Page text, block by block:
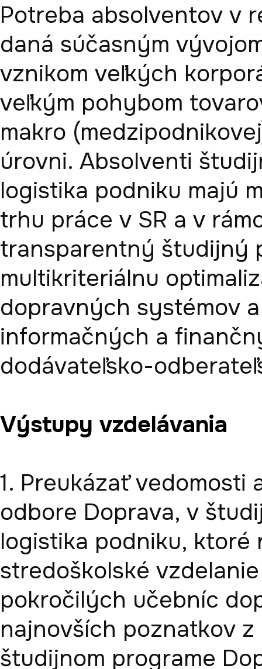
Potreba absolventov v
daná súčasným
vznikom veľkých
veľkým pohybom
makro
úrovni. Absolventi
logistika podniku majú
trhu práce v SR a v
transparentný študijný
multikriteriálnu
dopravných systémov
informačných a
Výstupy vzdelávania
1. Preukázať
odbore Doprava, v
logistika podniku, ktoré
stredoškolské
pokročilých učebníc
najnovších poznatkov
študijnom programe